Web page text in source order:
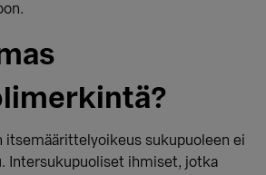
itsemäärittelyoikeus sukupuoleen ei
Intersukupuoliset ihmiset, jotka